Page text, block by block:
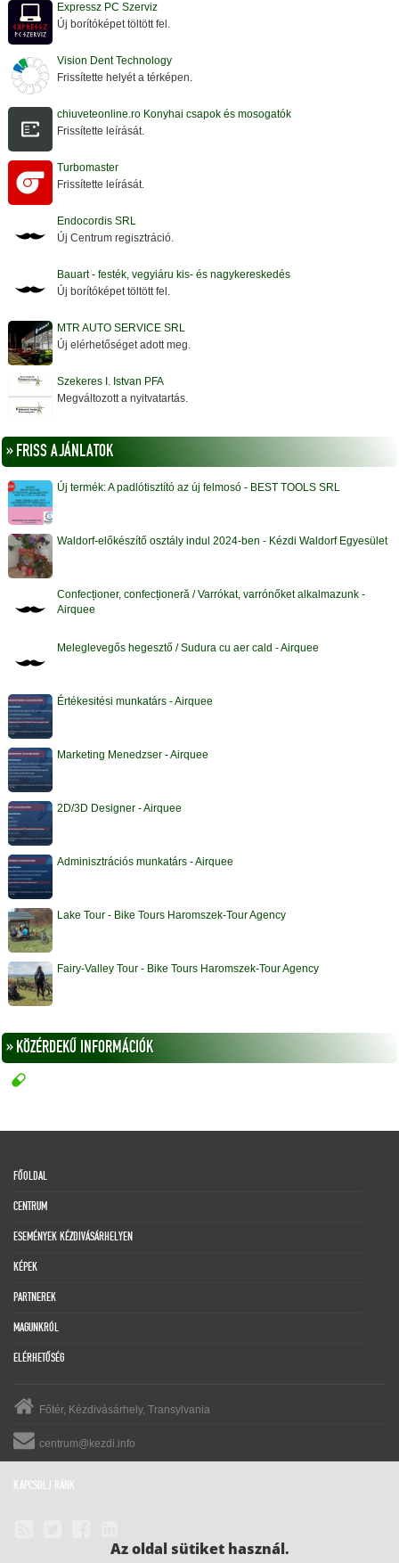
Expressz PC Szerviz
Új borítóképet töltött fel.
Vision Dent Technology
Frissítette helyét a térképen.
chiuveteonline.ro Konyhai csapok és mosogatók
Frissítette leírását.
Turbomaster
Frissítette leírását.
Endocordis SRL
Új Centrum regisztráció.
Bauart - festék, vegyiáru kis- és nagykereskedés
Új borítóképet töltött fel.
MTR AUTO SERVICE SRL
Új elérhetőséget adott meg.
Szekeres I. Istvan PFA
Megváltozott a nyitvatartás.
» FRISS AJÁNLATOK
Új termék: A padlótisztító az új felmosó - BEST TOOLS SRL
Waldorf-előkészítő osztály indul 2024-ben - Kézdi Waldorf Egyesület
Confecționer, confecționeră / Varrókat, varrónőket alkalmazunk -
Airquee
Meleglevegős hegesztő / Sudura cu aer cald - Airquee
Értékesitési munkatárs - Airquee
Marketing Menedzser - Airquee
2D/3D Designer - Airquee
Adminisztrációs munkatárs - Airquee
Lake Tour - Bike Tours Haromszek-Tour Agency
Fairy-Valley Tour - Bike Tours Haromszek-Tour Agency
» KÖZÉRDEKŰ INFORMÁCIÓK
FŐOLDAL
CENTRUM
ESEMÉNYEK KÉZDIVÁSÁRHELYEN
KÉPEK
PARTNEREK
MAGUNKRÓL
ELÉRHETŐSÉG
Főtér, Kézdivásárhely, Transylvania
centrum@kezdi.info
KAPCSOLJ RÁNK
Az oldal sütiket használ.